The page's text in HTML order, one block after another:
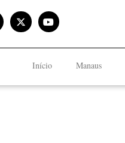
Início Manaus